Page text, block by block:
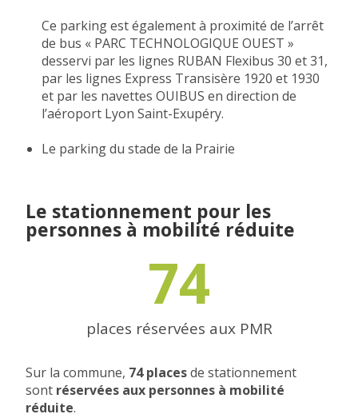
Ce parking est également à proximité de l’arrêt
de bus « PARC TECHNOLOGIQUE OUEST »
desservi par les lignes RUBAN Flexibus 30 et 31,
par les lignes Express Transisère 1920 et 1930
et par les navettes OUIBUS en direction de
l’aéroport Lyon Saint-Exupéry.
Le parking du stade de la Prairie
Le stationnement pour les
personnes à mobilité réduite
places réservées aux PMR
74
Sur la commune, 74 placesde stationnement
sont réservées aux personnes à mobilité
réduite.